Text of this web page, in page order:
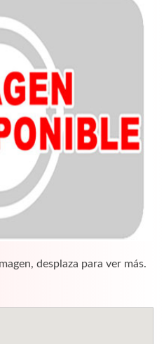
desplaza para ver más.